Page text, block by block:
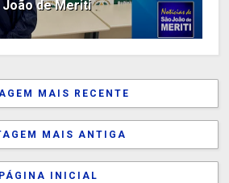
João de Meriti
MAIS RECENTE
MAIS ANTIGA
PÁGINA INICIAL